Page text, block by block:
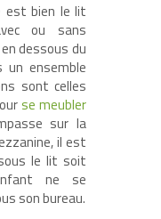
est bien le lit
ou sans
dessous du
ensemble
sont celles
se meubler
sur la
il est
le lit soit
ne se
son bureau.